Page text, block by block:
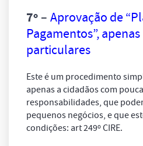
7º – Aprovação de
Pagamentos”,
particulares
Este é um procedimento
apenas a cidadãos com
responsabilidades, que
pequenos negócios, e que
condições: art 249º CIRE.